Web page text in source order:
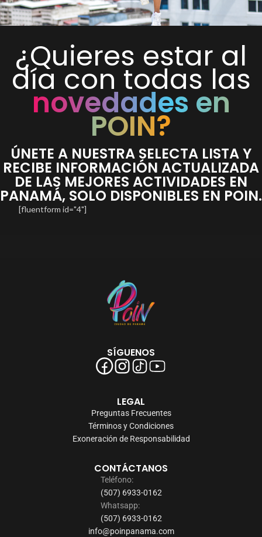
¿Quieres estar al
día con todas las
novedades en
POIN?
ÚNETE A NUESTRA SELECTA LISTA Y
RECIBE INFORMACIÓN ACTUALIZADA
DE LAS MEJORES ACTIVIDADES EN
PANAMÁ, SOLO DISPONIBLES EN POIN.
[fluentform id="4"]
SÍGUENOS
LEGAL
Preguntas Frecuentes
Términos y Condiciones
Exoneración de Responsabilidad
CONTÁCTANOS
Teléfono:
(507) 6933-0162
Whatsapp:
(507) 6933-0162
info@poinpanama.com